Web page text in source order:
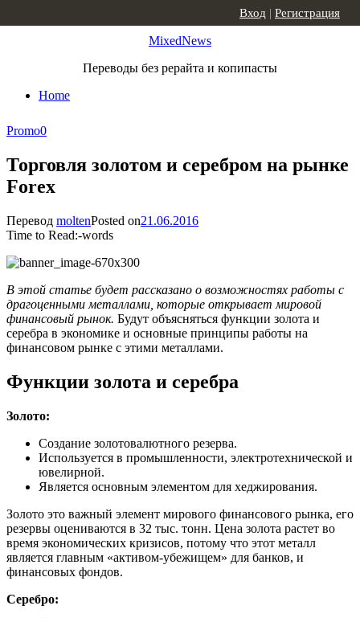
MixedNews
Переводы без рерайта и копипасты
Home
Вход | Регистрация
Promo0
Торговля золотом и серебром на рынке
Forex
Перевод moltenPosted on21.06.2016
Time to Read:-words
В этой статье будет рассказано о возможностях работы с
драгоценными металлами, которые открывает мировой
финансовый рынок. Будут объясняться функции золота и
серебра в экономике и основные принципы работы на
финансовом рынке с этими металлами.
Функции золота и серебра
Золото:
Создание золотовалютного резерва.
Используется в промышленности, электротехнической и
ювелирной.
Является основным элементом для хеджирования.
Золото это важный элемент мирового финансового рынка, его
резервы оцениваются в 32 тыс. тонн. Цена золота растет во
время экономических кризисов, потому что этот металл
является главным «активом-убежищем» для банков, и
финансовых фондов.
Серебро: